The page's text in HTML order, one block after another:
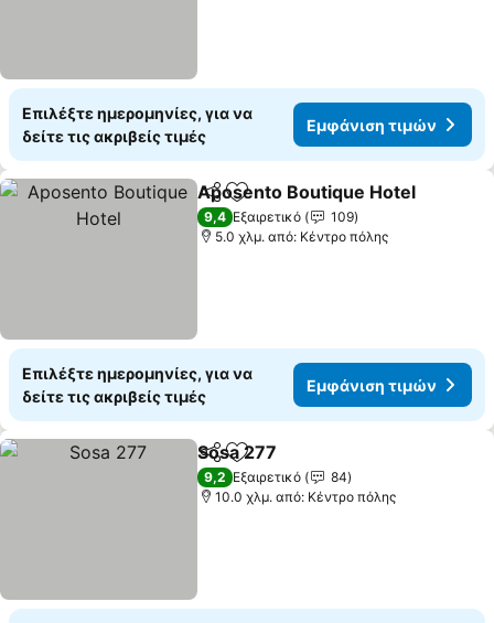
Επιλέξτε ημερομηνίες, για να
δείτε τις ακριβείς τιμές
Εμφάνιση τιμών
Κοινοποίηση
Προσθήκη στα αγαπημένα
Aposento Boutique Hotel
9,4 Εξαιρετικό
109
5.0 χλμ. από: Κέντρο πόλης
Επιλέξτε ημερομηνίες, για να
δείτε τις ακριβείς τιμές
Εμφάνιση τιμών
Κοινοποίηση
Προσθήκη στα αγαπημένα
Sosa 277
9,2 Εξαιρετικό
84
10.0 χλμ. από: Κέντρο πόλης